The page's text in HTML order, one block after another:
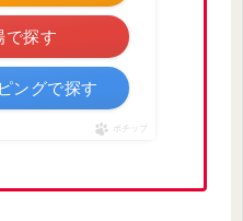
で探す
ングで探す
ポチップ